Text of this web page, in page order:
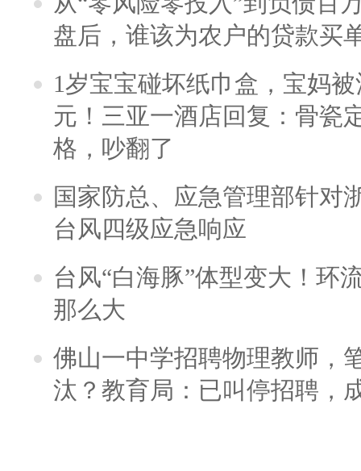
盘后，谁该为农户的贷款买
1岁宝宝碰坏纸巾盒，宝妈
元！三亚一酒店回复：骨瓷
格，吵翻了
国家防总、应急管理部针对
台风四级应急响应
台风“白海豚”体型变大！环
那么大
佛山一中学招聘物理教师，
汰？教育局：已叫停招聘，